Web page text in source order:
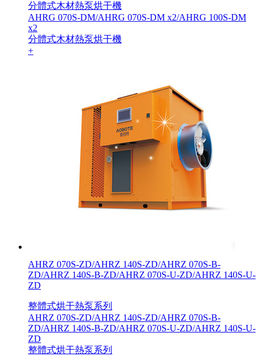
分體式木材熱泵烘干機
AHRG 070S-DM/AHRG 070S-DM x2/AHRG 100S-DM
x2
分體式木材熱泵烘干機
+
AHRZ 070S-ZD/AHRZ 140S-ZD/AHRZ 070S-B-
ZD/AHRZ 140S-B-ZD/AHRZ 070S-U-ZD/AHRZ 140S-U-
ZD
整體式烘干熱泵系列
AHRZ 070S-ZD/AHRZ 140S-ZD/AHRZ 070S-B-
ZD/AHRZ 140S-B-ZD/AHRZ 070S-U-ZD/AHRZ 140S-U-
ZD
整體式烘干熱泵系列